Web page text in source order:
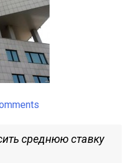
среднюю ставку